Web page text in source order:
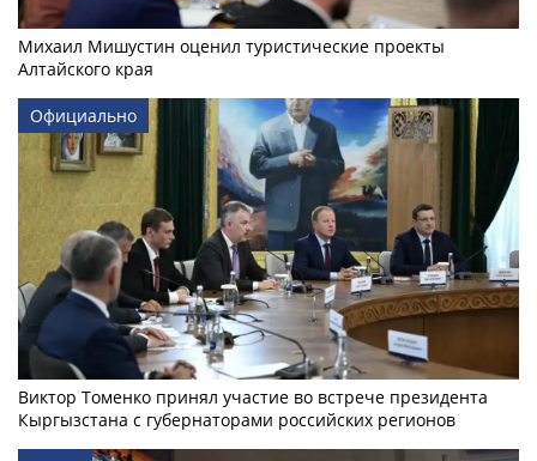
Михаил Мишустин оценил туристические проекты
Алтайского края
Официально
Виктор Томенко принял участие во встрече президента
Кыргызстана с губернаторами российских регионов